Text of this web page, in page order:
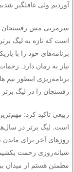
آوردیم ولی غافلگیر
سرمربی مس رفسنجان
است که تازه به لیگ برتر
برنامه‌های خود را با
نیاز به زمان دارد.
برنامه‌ریزی اینطور
رفسنجان را در لیگ
ربیعی تاکید کرد:
است. لیگ برتر در
روزهای آخر برای ماندن
شبانه‌روزی زحمت بکشیم
مطمئن هستم از میدان